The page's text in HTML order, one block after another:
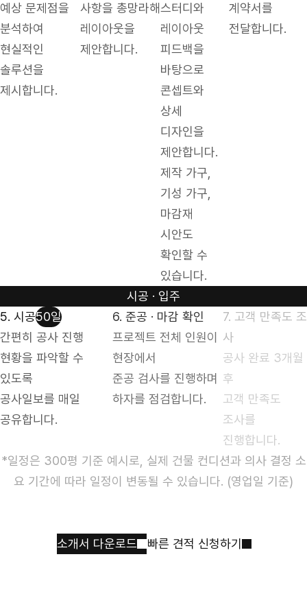
예상 문제점을
분석하여
현실적인
솔루션을
제시합니다.
사항을 총망라해
레이아웃을
제안합니다.
스터디와
레이아웃
피드백을
바탕으로
콘셉트와
상세
디자인을
제안합니다.
제작 가구,
기성 가구,
마감재
시안도
확인할 수
있습니다.
계약서를
전달합니다.
시공 · 입주
5. 시공50일
간편히 공사 진행
현황을 파악할 수
있도록
공사일보를 매일
공유합니다.
6. 준공 · 마감 확인
프로젝트 전체 인원이
현장에서
준공 검사를 진행하며
하자를 점검합니다.
7. 고객 만족도 조
사
공사 완료 3개월
후
고객 만족도
조사를
진행합니다.
*일정은 300평 기준 예시로, 실제 건물 컨디션과 의사 결정 소
요 기간에 따라 일정이 변동될 수 있습니다. (영업일 기준)
소개서 다운로드
빠른 견적 신청하기